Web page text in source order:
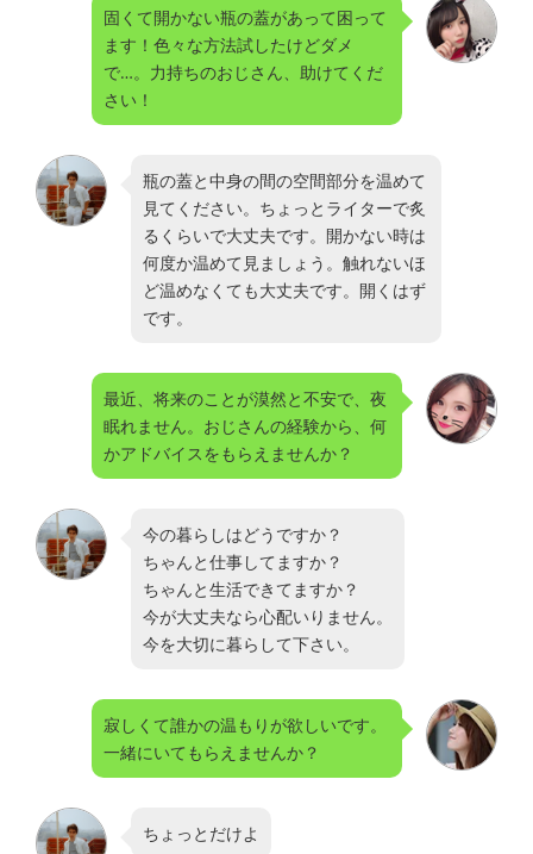
固くて開かない瓶の蓋があって困って
ます！色々な方法試したけどダメ
で…。力持ちのおじさん、助けてくだ
さい！
瓶の蓋と中身の間の空間部分を温めて
見てください。ちょっとライターで炙
るくらいで大丈夫です。開かない時は
何度か温めて見ましょう。触れないほ
ど温めなくても大丈夫です。開くはず
です。
最近、将来のことが漠然と不安で、夜
眠れません。おじさんの経験から、何
かアドバイスをもらえませんか？
今の暮らしはどうですか？
ちゃんと仕事してますか？
ちゃんと生活できてますか？
今が大丈夫なら心配いりません。
今を大切に暮らして下さい。
寂しくて誰かの温もりが欲しいです。
一緒にいてもらえませんか？
ちょっとだけよ